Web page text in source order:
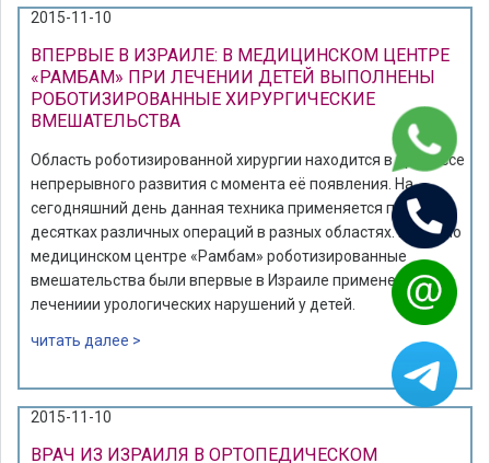
2015-11-10
ВПЕРВЫЕ В ИЗРАИЛЕ: В МЕДИЦИНСКОМ ЦЕНТРЕ
«РАМБАМ» ПРИ ЛЕЧЕНИИ ДЕТЕЙ ВЫПОЛНЕНЫ
РОБОТИЗИРОВАННЫЕ ХИРУРГИЧЕСКИЕ
ВМЕШАТЕЛЬСТВА
Область роботизированной хирургии находится в процессе
непрерывного развития с момента её появления. На
сегодняшний день данная техника применяется при
десятках различных операций в разных областях. Недавно
медицинском центре «Рамбам» роботизированные
вмешательства были впервые в Израиле применены при
лечениии урологических нарушений у детей.
читать далее >
2015-11-10
ВРАЧ ИЗ ИЗРАИЛЯ В ОРТОПЕДИЧЕСКОМ